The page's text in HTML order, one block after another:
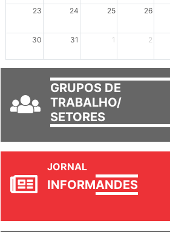
23 24 25 26
30 31 1 2
GRUPOS DE
TRABALHO/
SETORES
JORNAL
INFORMANDES